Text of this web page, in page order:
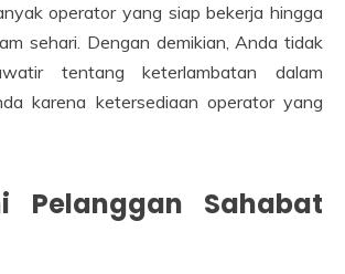
operator yang siap bekerja hingga
sehari. Dengan demikian, Anda tidak
tentang keterlambatan dalam
karena ketersediaan operator yang
Pelanggan Sahabat